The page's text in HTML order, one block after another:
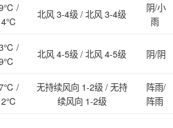
/
北风 3-4级 / 北风 3-4级
阴/小
雨
/
北风 4-5级 / 北风 4-5级 阴/阴
/
无持续风向 1-2级 / 无持
续风向 1-2级
阵雨/
阵雨